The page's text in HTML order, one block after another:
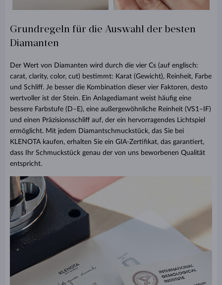
Grundregeln für die Auswahl der besten
Diamanten
Der Wert von Diamanten wird durch die vier Cs (auf englisch:
carat, clarity, color, cut) bestimmt: Karat (Gewicht), Reinheit, Farbe
und Schliff. Je besser die Kombination dieser vier Faktoren, desto
wertvoller ist der Stein. Ein Anlagediamant weist häufig eine
bessere Farbstufe (D–E), eine außergewöhnliche Reinheit (VS1–IF)
und einen Präzisionsschliff auf, der ein hervorragendes Lichtspiel
ermöglicht. Mit jedem Diamantschmuckstück, das Sie bei
KLENOTA kaufen, erhalten Sie ein GIA-Zertifikat, das garantiert,
dass Ihr Schmuckstück genau der von uns beworbenen Qualität
entspricht.